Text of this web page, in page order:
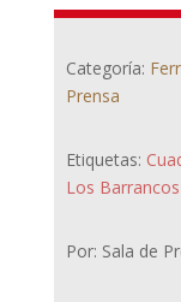
Categoría:
Prensa
Etiquetas:
Los Barrancos
Por: Sala de